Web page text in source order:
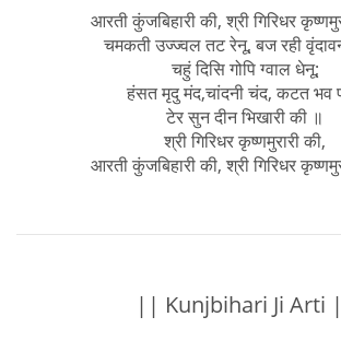
आरती कुंजबिहारी की, श्री गिरिधर
चमकती उज्ज्वल तट रेनू, बज रही
चहुं दिसि गोपि ग्वाल धेनू;
हंसत मृदु मंद,चांदनी चंद, कटत भव
टेर सुन दीन भिखारी की ॥
श्री गिरिधर कृष्णमुरारी की,
आरती कुंजबिहारी की, श्री गिरिधर
|| Kunjbihari Ji Arti